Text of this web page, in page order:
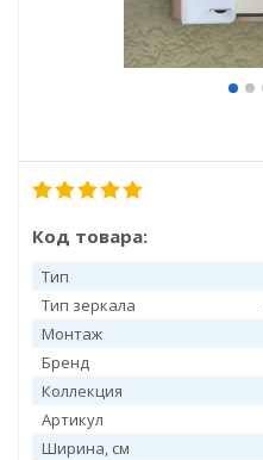
Код товара:
Тип
Тип зеркала
Монтаж
Бренд
Коллекция
Артикул
Ширина, см